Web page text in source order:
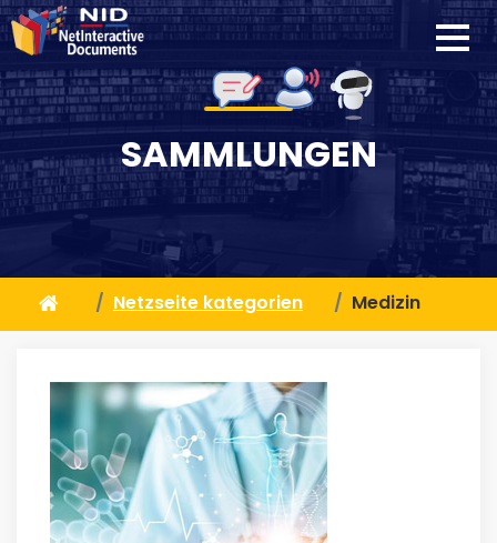
SAMMLUNGEN
Netzseite kategorien Medizin